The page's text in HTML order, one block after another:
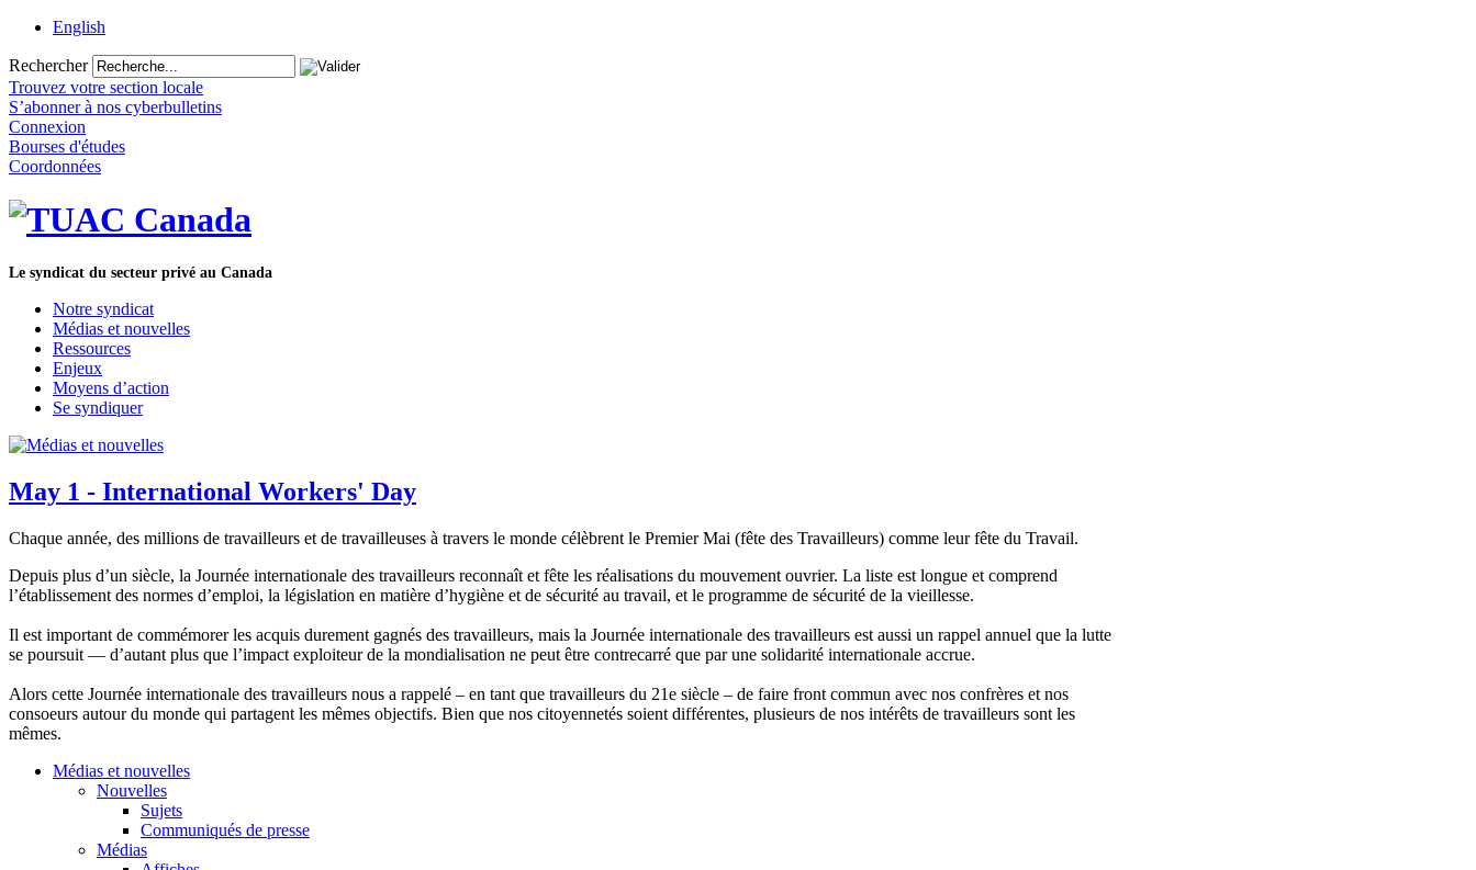
English
Rechercher
Trouvez votre section locale
S’abonner à nos cyberbulletins
Connexion
Bourses d'études
Coordonnées
Le syndicat du secteur privé au Canada
Notre syndicat
Médias et nouvelles
Ressources
Enjeux
Moyens d’action
Se syndiquer
May 1 - International Workers' Day
Chaque année, des millions de travailleurs et de travailleuses à travers le monde célèbrent le Premier Mai (fête des Travailleurs) comme leur fête du Travail.
Depuis plus d’un siècle, la Journée internationale des travailleurs reconnaît et fête les réalisations du mouvement ouvrier. La liste est longue et comprend
l’établissement des normes d’emploi, la législation en matière d’hygiène et de sécurité au travail, et le programme de sécurité de la vieillesse.
Il est important de commémorerles acquis durement gagnés des travailleurs, mais la Journée internationale des travailleurs est aussi un rappel annuel que la lutte
se poursuit — d’autant plus que l’impact exploiteurde la mondialisation ne peut être contrecarré que parune solidarité internationale accrue.
Alors cette Journée internationale des travailleurs nous a rappelé – en tant que travailleurs du 21e siècle – de faire front commun avec nos confrères et nos
consoeurs autourdu monde qui partagent les mêmes objectifs. Bien que nos citoyennetés soient différentes, plusieurs de nos intérêts de travailleurs sont les
mêmes.
Médias et nouvelles
Nouvelles
Sujets
Communiqués de presse
Médias